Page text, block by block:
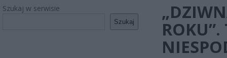
Szukaj w serwisie
Szukaj
ROKU”.